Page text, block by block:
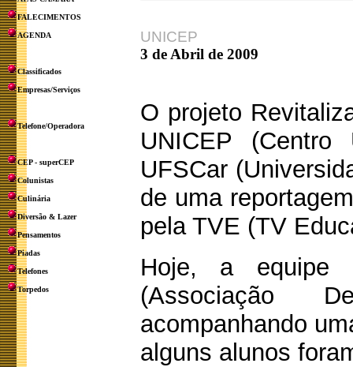
FALECIMENTOS
AGENDA
Classificados
Empresas/Serviços
Telefone/Operadora
CEP - superCEP
Colunistas
Culinária
Diversão & Lazer
Pensamentos
Piadas
Telefones
Torpedos
UNICEP
3 de Abril de 2009
O projeto
UNICEP
UFSCar
de uma
pela TVE (TV
Hoje, a equipe
(Associação
acompanhando
alguns alunos